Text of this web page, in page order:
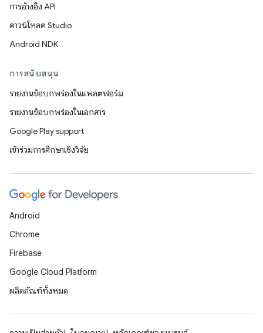
การอ้างอิง API
ดาวน์โหลด Studio
Android NDK
การสนับสนุน
รายงานข้อบกพร่องในแพลตฟอร์ม
รายงานข้อบกพร่องในเอกสาร
Google Play support
เข้าร่วมการศึกษาเชิงวิจัย
Android
Chrome
Firebase
Google Cloud Platform
ผลิตภัณฑ์ทั้งหมด